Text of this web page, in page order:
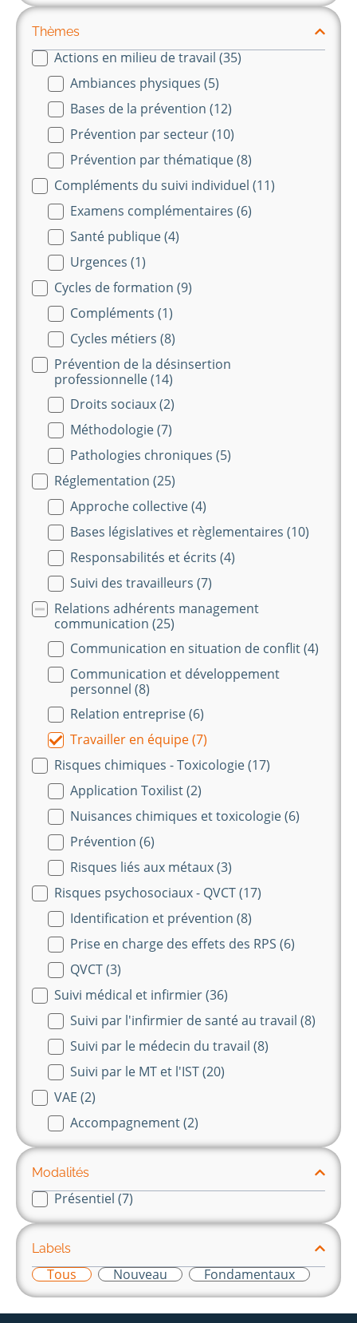
Thèmes
Themes-long
Actions en milieu de travail (35)
Ambiances physiques (5)
Bases de la prévention (12)
Prévention par secteur(10)
Prévention par thématique(8)
Compléments du suivi individuel (11)
Examens complémentaires (6)
Santé publique(4)
Urgences (1)
Cycles de formation (9)
Compléments (1)
Cycles métiers (8)
Prévention de la désinsertion
professionnelle(14)
Droits sociaux(2)
Méthodologie(7)
Pathologies chroniques (5)
Réglementation (25)
Approche collective(4)
Bases législatives et règlementaires (10)
Responsabilités et écrits (4)
Suivi des travailleurs (7)
Relations adhérents management
communication (25)
Communication en situation de conflit(4)
Communication et développement
personnel (8)
Relation entreprise(6)
Travailler en équipe(7)
Risques chimiques - Toxicologie(17)
Application Toxilist(2)
Nuisances chimiques et toxicologie(6)
Prévention (6)
Risques liés aux métaux(3)
Risques psychosociaux - QVCT(17)
Identification et prévention (8)
Prise en charge des effets des RPS (6)
QVCT(3)
Suivi médical et infirmier(36)
Suivi par l'infirmier de santé au travail (8)
Suivi par le médecin du travail (8)
Suivi par le MT et l'IST(20)
VAE (2)
Accompagnement(2)
Modalités
modalité
Présentiel (7)
Labels
labels
Tous Nouveau Fondamentaux